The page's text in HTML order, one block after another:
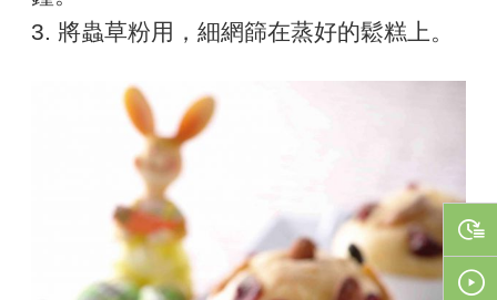
3. 將蟲草粉用，細網篩在蒸好的鬆糕上。